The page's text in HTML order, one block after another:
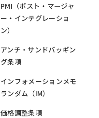
PMI（ポスト・マージャ
ー・インテグレーショ
ン）
アンチ・サンドバッギン
グ条項
インフォメーションメモ
ランダム（IM）
価格調整条項